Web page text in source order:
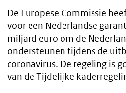
De Europese Commissie
voor een Nederlandse
miljard euro om de
ondersteunen tijdens de
coronavirus. De regeling is
van de Tijdelijke